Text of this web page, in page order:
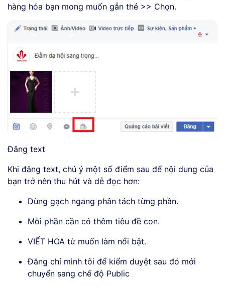
hàng hóa bạn mong muốn gẳn thẻ >> Chọn.
Đăng text
Khi đăng text, chú ý một số điểm sau để nội dung của
bạn trở nên thu hút và dễ đọc hơn:
Dùng gạch ngang phân tách từng phần.
Mỗi phần cần có thêm tiêu đề con.
VIẾT HOA từ muốn làm nổi bật.
Đăng chỉ mình tôi để kiểm duyệt sau đó mới
chuyển sang chế độ Public